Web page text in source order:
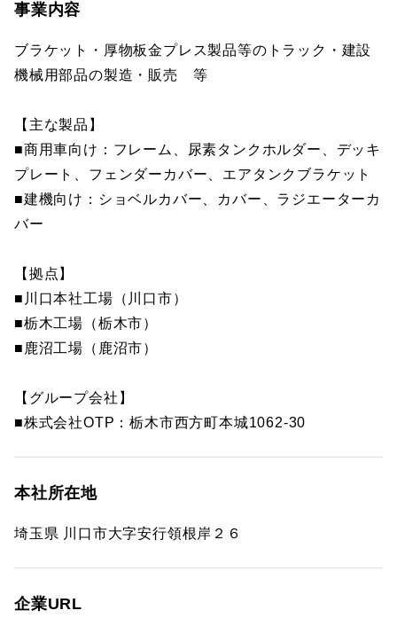
事業内容
ブラケット・厚物板金プレス製品等のトラック・建設
機械用部品の製造・販売 等
【主な製品】
■商用車向け：フレーム、尿素タンクホルダー、デッキ
プレート、フェンダーカバー、エアタンクブラケット
■建機向け：ショベルカバー、カバー、ラジエーターカ
バー
【拠点】
■川口本社工場（川口市）
■栃木工場（栃木市）
■鹿沼工場（鹿沼市）
【グループ会社】
■株式会社OTP：栃木市西方町本城1062-30
本社所在地
埼玉県 川口市大字安行領根岸２６
企業URL